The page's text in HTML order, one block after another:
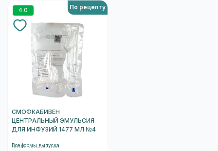
4.0 По рецепту
СМОФКАБИВЕН
ЦЕНТРАЛЬНЫЙ ЭМУЛЬСИЯ
ДЛЯ ИНФУЗИЙ 1477 МЛ №4
Все формы выпуска